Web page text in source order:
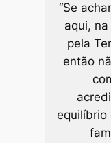
“Se
aqui,
pela
então
equilíbrio